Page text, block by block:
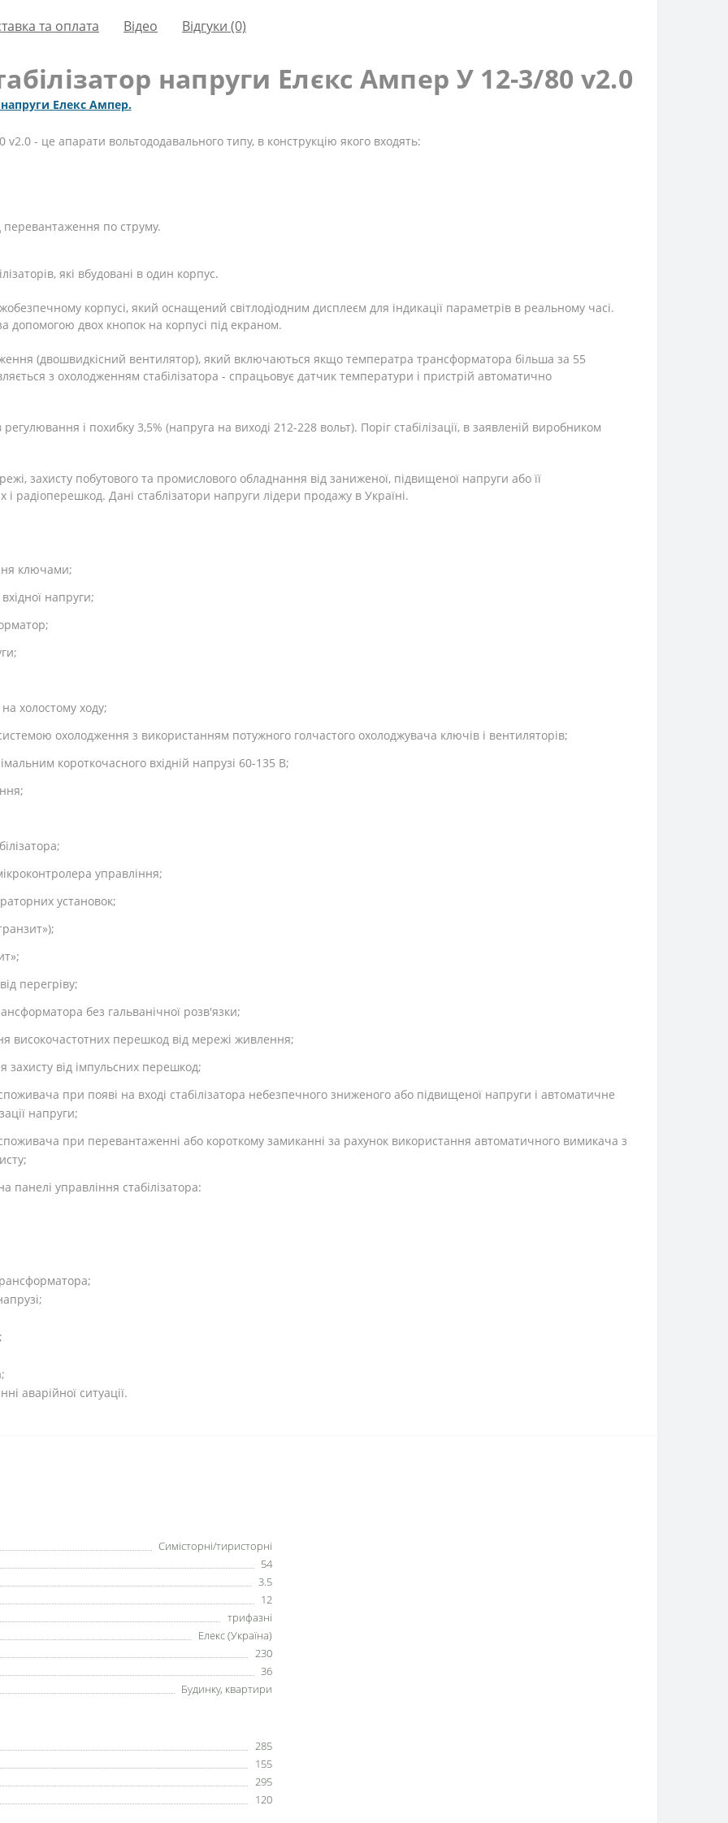
та оплата Вiдео Відгуки (0)
напруги Елєкс Ампер У 12-3/80 v2.0
напруги Елекс Ампер.
- це апарати вольтододавального типу, в конструкцію якого входять:
по струму.
які вбудовані в один корпус.
корпусі, який оснащений світлодіодним дисплеєм для індикації параметрів в реальному часі.
допомогою двох кнопок на корпусі під екраном.
(двошвидкісний вентилятор), який включаються якщо температра трансформатора більша за 55
з охолодженням стабілізатора - спрацьовує датчик температури і пристрій автоматично
і похибку 3,5% (напруга на виході 212-228 вольт). Поріг стабілізації, в заявленій виробником
захисту побутового та промислового обладнання від заниженої, підвищеної напруги або її
і радіоперешкод. Дані стаблізатори напруги лідери продажу в Україні.
ключами;
напруги;
холостому ходу;
охолодження з використанням потужного голчастого охолоджувача ключів і вентиляторів;
короткочасного вхідній напрузі 60-135 В;
управління;
установок;
перегріву;
без гальванічної розв'язки;
високочастотних перешкод від мережі живлення;
захисту від імпульсних перешкод;
при появі на вході стабілізатора небезпечного зниженого або підвищеної напруги і автоматичне
напруги;
при перевантаженні або короткому замиканні за рахунок використання автоматичного вимикача з
панелі управління стабілізатора:
аварійної ситуації.
Симісторні/тиристорні
54
3.5
12
трифазні
Елекс (Україна)
230
36
Будинку, квартири
285
155
295
120